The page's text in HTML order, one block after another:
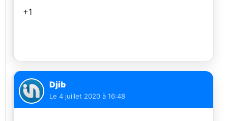
+1
Djib
Le 4 juillet 2020 à 16:48